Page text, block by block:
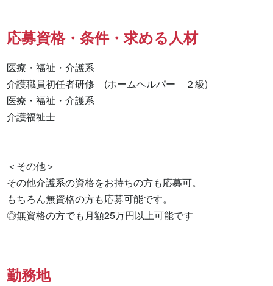
応募資格・条件・求める人材
医療・福祉・介護系
介護職員初任者研修　(ホームヘルパー　２級)
医療・福祉・介護系
介護福祉士
＜その他＞
その他介護系の資格をお持ちの方も応募可。
もちろん無資格の方も応募可能です。
◎無資格の方でも月額25万円以上可能です
勤務地